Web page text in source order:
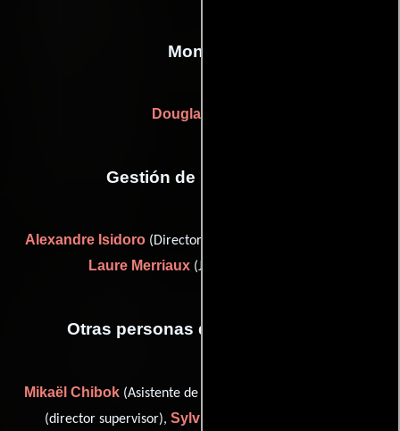
Montaje
Douglas Buck
Gestión de producción
Alexandre Isidoro (Director de post-producción) y
Laure Merriaux (Jefe de producción)
Otras personas que participaron
Mikaël Chibok (Asistente de producción),
(director supervisor), Sylvie Martin